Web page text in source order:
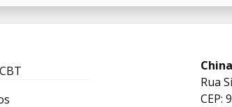
Rua
CEP: